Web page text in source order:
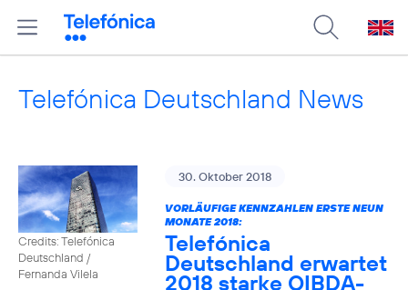
Telefónica Deutschland News
Credits: Telefónica
Deutschland /
Fernanda Vilela
30. Oktober 2018
VORLÄUFIGE KENNZAHLEN ERSTE NEUN
MONATE 2018:
Telefónica
Deutschland erwartet
2018 starke OIBDA-